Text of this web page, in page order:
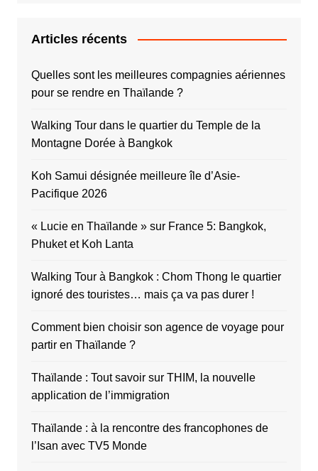
Articles récents
Quelles sont les meilleures compagnies aériennes
pour se rendre en Thaïlande ?
Walking Tour dans le quartier du Temple de la
Montagne Dorée à Bangkok
Koh Samui désignée meilleure île d’Asie-
Pacifique 2026
« Lucie en Thaïlande » sur France 5: Bangkok,
Phuket et Koh Lanta
Walking Tour à Bangkok : Chom Thong le quartier
ignoré des touristes… mais ça va pas durer !
Comment bien choisir son agence de voyage pour
partir en Thaïlande ?
Thaïlande : Tout savoir sur THIM, la nouvelle
application de l’immigration
Thaïlande : à la rencontre des francophones de
l’Isan avec TV5 Monde